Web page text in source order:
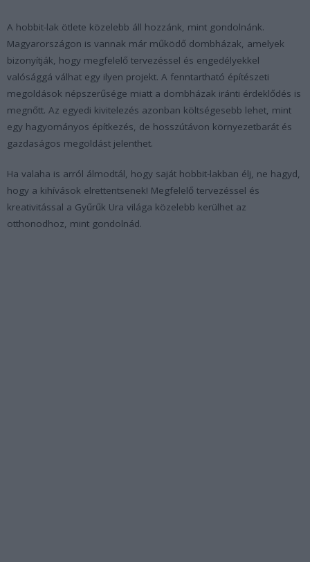
A hobbit-lak ötlete közelebb áll hozzánk, mint gondolnánk.
Magyarországon is vannak már működő dombházak, amelyek
bizonyítják, hogy megfelelő tervezéssel és engedélyekkel
valósággá válhat egy ilyen projekt. A fenntartható építészeti
megoldások népszerűsége miatt a dombházak iránti érdeklődés is
megnőtt. Az egyedi kivitelezés azonban költségesebb lehet, mint
egy hagyományos építkezés, de hosszútávon környezetbarát és
gazdaságos megoldást jelenthet.
Ha valaha is arról álmodtál, hogy saját hobbit-lakban élj, ne hagyd,
hogy a kihívások elrettentsenek! Megfelelő tervezéssel és
kreativitással a Gyűrűk Ura világa közelebb kerülhet az
otthonodhoz, mint gondolnád.